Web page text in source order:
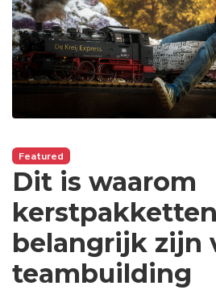
Featured
Dit is waarom
kerstpakketten
belangrijk zijn
teambuilding